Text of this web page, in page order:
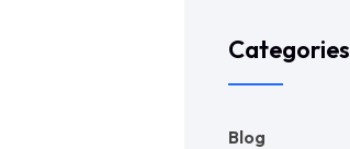
Categories
Blog